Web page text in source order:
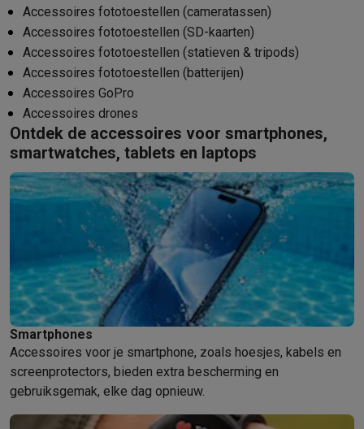
Accessoires fototoestellen (cameratassen)
Accessoires fototoestellen (SD-kaarten)
Accessoires fototoestellen (statieven & tripods)
Accessoires fototoestellen (batterijen)
Accessoires GoPro
Accessoires drones
Ontdek de accessoires voor smartphones,
smartwatches, tablets en laptops
Smartphones
Accessoires voor je smartphone, zoals hoesjes, kabels en
screenprotectors, bieden extra bescherming en
gebruiksgemak, elke dag opnieuw.